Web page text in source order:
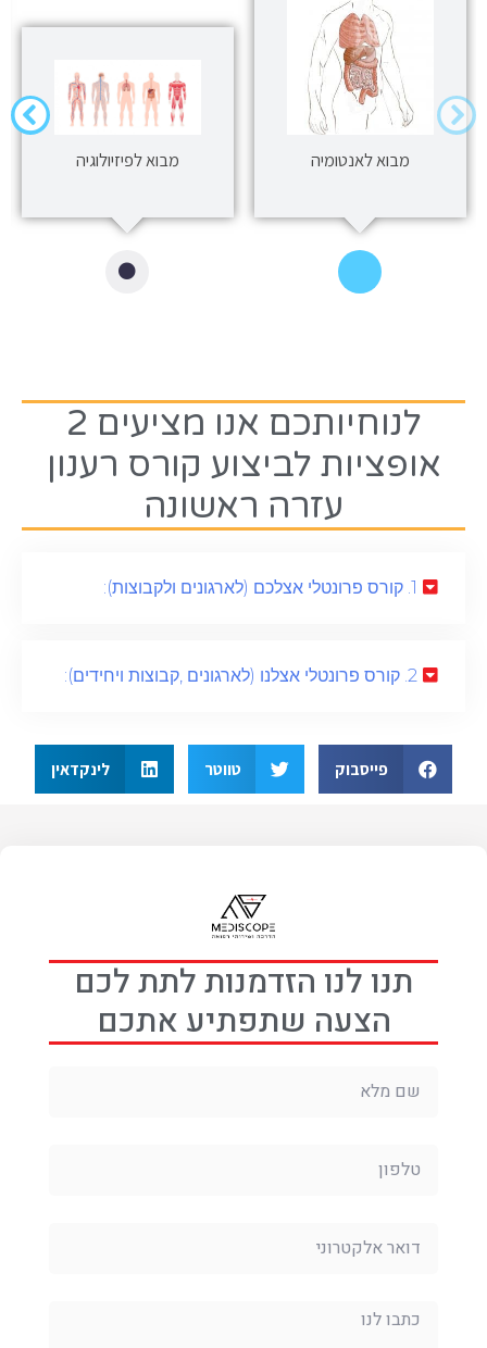
מבוא לאנטומיה מבוא לפיזיולוגיה
לנוחיותכם אנו מציעים 2
אופציות לביצוע קורס רענון
עזרה ראשונה
1. קורס פרונטלי אצלכם (לארגונים ולקבוצות):
2. קורס פרונטלי אצלנו (לארגונים ,קבוצות ויחידים):
פייסבוק טווטר לינקדאין
תנו לנו הזדמנות לתת לכם
הצעה שתפתיע אתכם